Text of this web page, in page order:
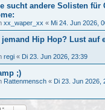
sucht andere Solisten für
xx_waper_xx « Mi 24. Jun 2026,
Hip Hop? Lust auf
regi « Di 23. Jun 2026, 23:39
;)
Rattenmensch « Di 23. Jun 2026,